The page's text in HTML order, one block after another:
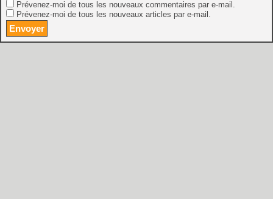
Prévenez-moi de tous les nouveaux commentaires par e-mail.
Prévenez-moi de tous les nouveaux articles par e-mail.